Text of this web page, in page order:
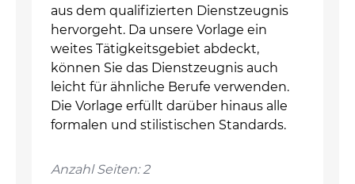
aus dem qualifizierten Dienstzeugnis
hervorgeht. Da unsere Vorlage ein
weites Tätigkeitsgebiet abdeckt,
können Sie das Dienstzeugnis auch
leicht für ähnliche Berufe verwenden.
Die Vorlage erfüllt darüber hinaus alle
formalen und stilistischen Standards.
Anzahl Seiten: 2